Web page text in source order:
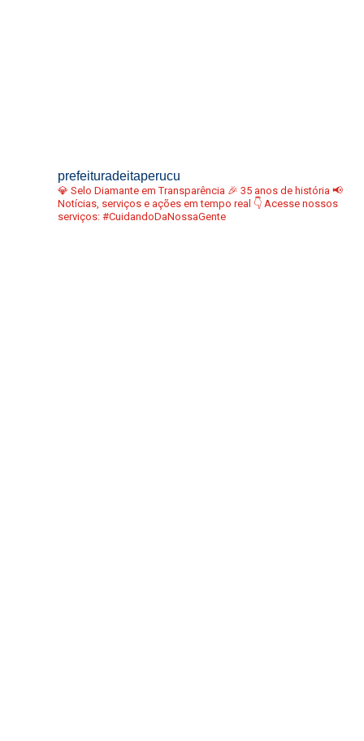
prefeituradeitaperucu
💎 Selo Diamante em Transparência 🎉 35 anos de história 📢
Notícias, serviços e ações em tempo real 👇 Acesse nossos
serviços: #CuidandoDaNossaGente